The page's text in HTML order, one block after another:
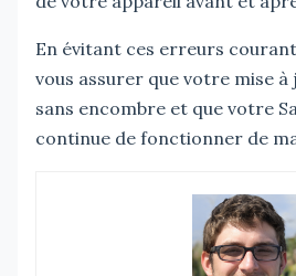
En évitant ces erreurs
vous assurer que votre mise
sans encombre et que votre
continue de fonctionner de